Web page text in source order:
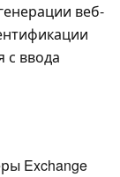
веб-
с ввода
Exchange